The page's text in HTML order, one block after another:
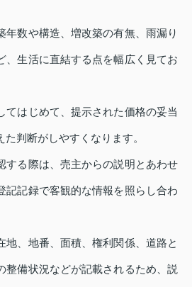
年数や構造、増改築の有無、雨漏り
、生活に直結する点を幅広く見てお
てはじめて、提示された価格の妥当
判断がしやすくなります。
する際は、売主からの説明とあわせ
記記録で客観的な情報を照らし合わ
地、地番、面積、権利関係、道路と
整備状況などが記載されるため、説